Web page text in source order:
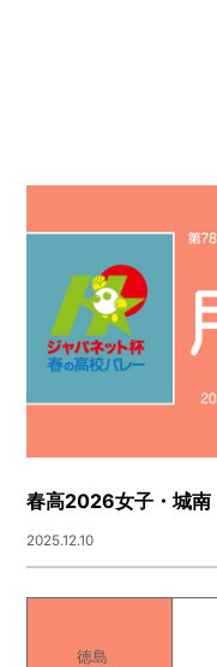
春高2026女子・城南
2025.12.10
徳島